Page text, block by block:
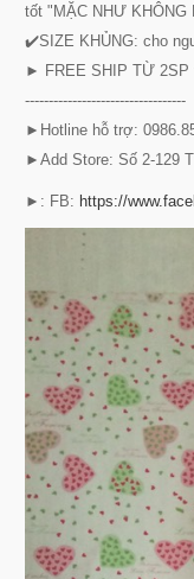
tốt "MẶC NHƯ
✔️SIZE KHỦNG: cho
► FREE SHIP TỪ 2SP
----------------------------------
►Hotline hỗ trợ:
►Add Store: Số 2-129
►: FB: https://